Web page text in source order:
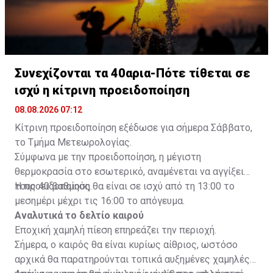
Συνεχίζονται τα 40αρια-Πότε τίθεται σε
ισχύ η κίτρινη προειδοποίηση
08.08.2026 07:12
Κίτρινη προειδοποίηση εξέδωσε για σήμερα Σάββατο,
το Τμήμα Μετεωρολογίας.
Σύμφωνα με την προειδοποίηση, η μέγιστη
θερμοκρασία στο εσωτερικό, αναμένεται να αγγίξει
τους 40 βαθμούς.
Η προειδοποίηση θα είναι σε ισχύ από τη 13:00 το
μεσημέρι μέχρι τις 16:00 το απόγευμα.
Αναλυτικά το δελτίο καιρού
Εποχική χαμηλή πίεση επηρεάζει την περιοχή.
Σήμερα, ο καιρός θα είναι κυρίως αίθριος, ωστόσο
αρχικά θα παρατηρούνται τοπικά αυξημένες χαμηλές